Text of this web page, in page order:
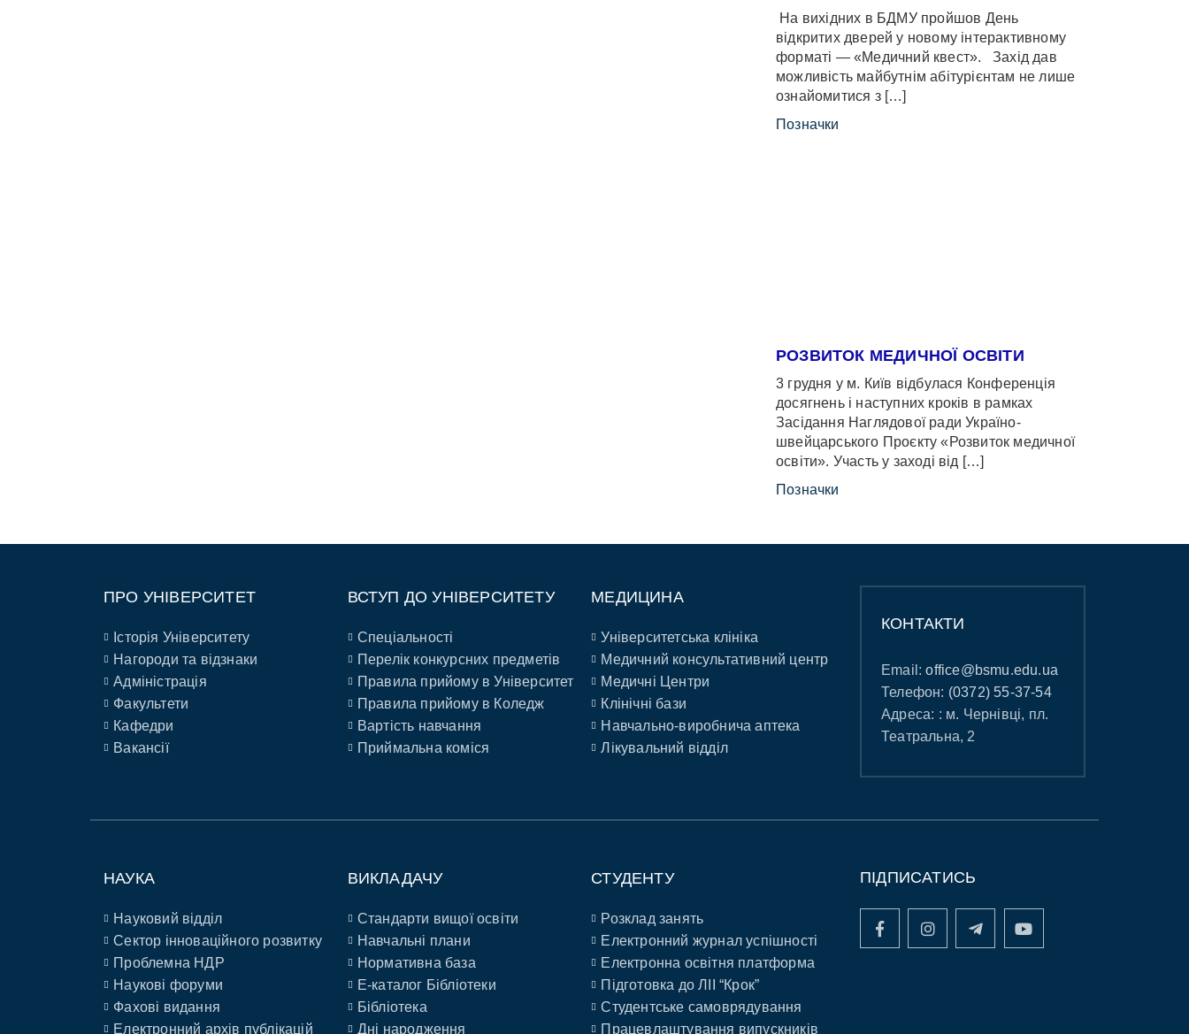
На вихідних в БДМУ пройшов День
відкритих дверей у новому інтерактивному
форматі — «Медичний квест». Захід дав
можливість майбутнім абітурієнтам не лише
ознайомитися з […]
Позначки
РОЗВИТОК МЕДИЧНОЇ ОСВІТИ
3 грудня у м. Київ відбулася Конференція
досягнень і наступних кроків в рамках
Засідання Наглядової ради Україно-
швейцарського Проєкту «Розвиток медичної
освіти». Участь у заході від […]
Позначки
ПРО УНІВЕРСИТЕТ
Історія Університету
Нагороди та відзнаки
Адміністрація
Факультети
Кафедри
Вакансії
ВСТУП ДО УНІВЕРСИТЕТУ
Спеціальності
Перелік конкурсних предметів
Правила прийому в Університет
Правила прийому в Коледж
Вартість навчання
Приймальна коміся
МЕДИЦИНА
Університетська клініка
Медичний консультативний центр
Медичні Центри
Клінічні бази
Навчально-виробнича аптека
Лікувальний відділ
КОНТАКТИ
Email:office@bsmu.edu.ua
Телефон: (0372) 55-37-54
Адреса: : м. Чернівці, пл.
Театральна, 2
НАУКА
Науковий відділ
Сектор інноваційного розвитку
Проблемна НДР
Наукові форуми
Фахові видання
Електронний архів публікацій
ВИКЛАДАЧУ
Стандарти вищої освіти
Навчальні плани
Нормативна база
E-каталог Бібліотеки
Бібліотека
Дні народження
СТУДЕНТУ
Розклад занять
Електронний журнал успішності
Електронна освітня платформа
Підготовка до ЛІІ “Крок”
Студентське самоврядування
Працевлаштування випускників
ПІДПИСАТИСЬ